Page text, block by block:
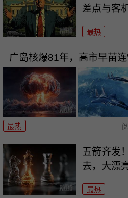
差点与客
最热
广岛核爆81年，高市早苗连
最热
五箭齐发
去，大漂
最热